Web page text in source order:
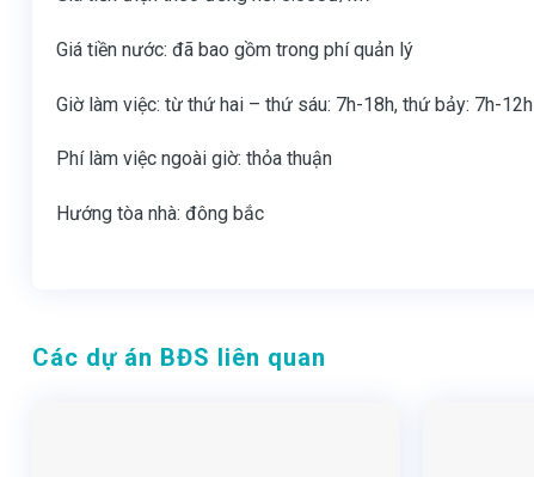
Giá tiền nước: đã bao gồm trong phí quản lý
Giờ làm việc: từ thứ hai – thứ sáu: 7h-18h, thứ bảy: 7h-12h
Phí làm việc ngoài giờ: thỏa thuận
Hướng tòa nhà: đông bắc
Các dự án BĐS liên quan